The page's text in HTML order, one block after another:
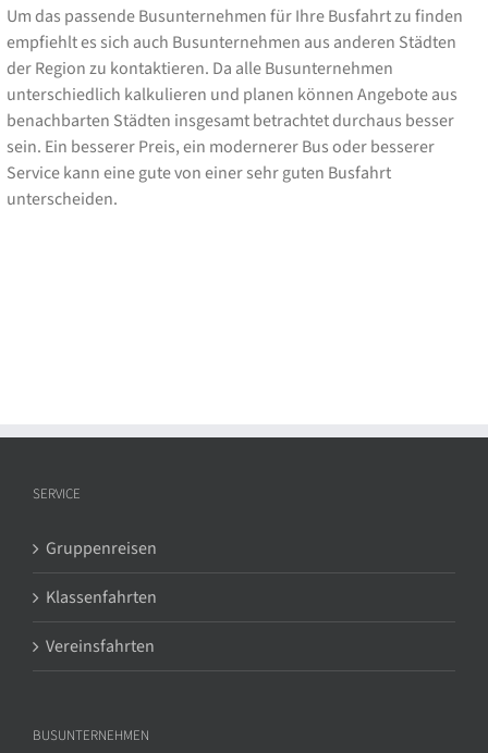
Um das passende Busunternehmen für Ihre Busfahrt zu finden
empfiehlt es sich auch Busunternehmen aus anderen Städten
der Region zu kontaktieren. Da alle Busunternehmen
unterschiedlich kalkulieren und planen können Angebote aus
benachbarten Städten insgesamt betrachtet durchaus besser
sein. Ein besserer Preis, ein modernerer Bus oder besserer
Service kann eine gute von einer sehr guten Busfahrt
unterscheiden.
SERVICE
Gruppenreisen
Klassenfahrten
Vereinsfahrten
BUSUNTERNEHMEN